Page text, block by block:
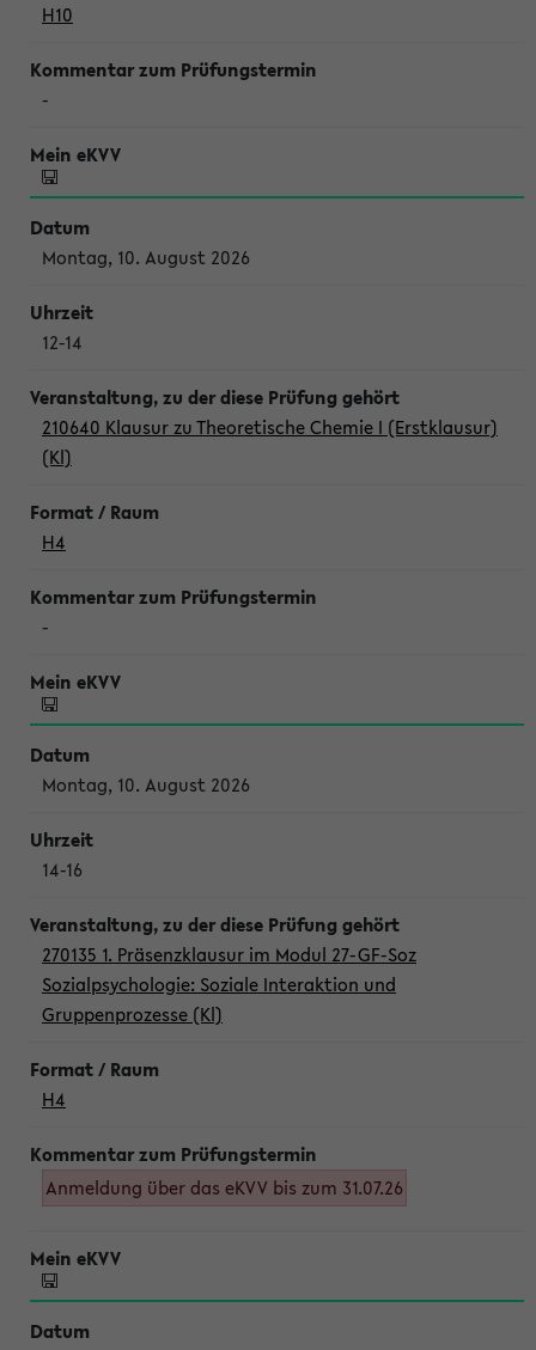
H10
-
Montag, 10. August 2026
12-14
210640 Klausur zu Theoretische Chemie I (Erstklausur)
(Kl)
H4
-
Montag, 10. August 2026
14-16
270135 1. Präsenzklausur im Modul 27-GF-Soz
Sozialpsychologie: Soziale Interaktion und
Gruppenprozesse (Kl)
H4
Anmeldung über das eKVV bis zum 31.07.26